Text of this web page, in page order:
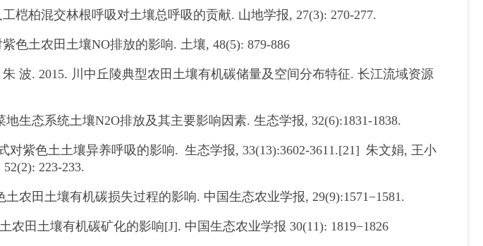
桤柏混交林根呼吸对土壤总呼吸的贡献. 山地学报, 27(3): 270-277.
色土农田土壤NO排放的影响. 土壤, 48(5): 879-886
波. 2015. 川中丘陵典型农田土壤有机碳储量及空间分布特征. 长江流域资源
生态系统土壤N2O排放及其主要影响因素. 生态学报, 32(6):1831-1838.
对紫色土土壤异养呼吸的影响. 生态学报, 33(13):3602-3611.[21] 朱文娟, 王小
223-233.
农田土壤有机碳损失过程的影响. 中国生态农业学报, 29(9):1571−1581.
农田土壤有机碳矿化的影响[J]. 中国生态农业学报 30(11): 1819−1826